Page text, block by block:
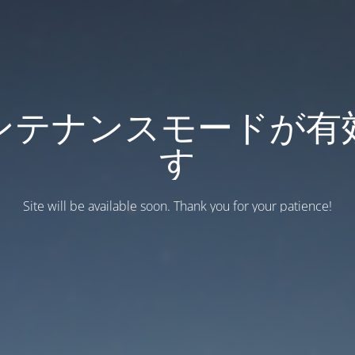
テナンスモードが有
す
Site will be available soon. Thank you for your patience!